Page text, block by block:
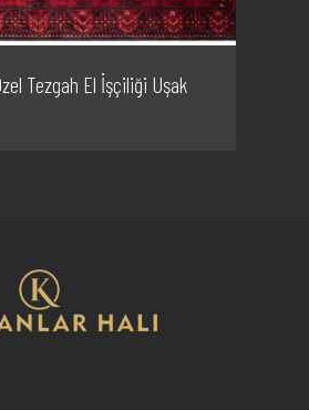
Tezgah El İşçiliği Uşak